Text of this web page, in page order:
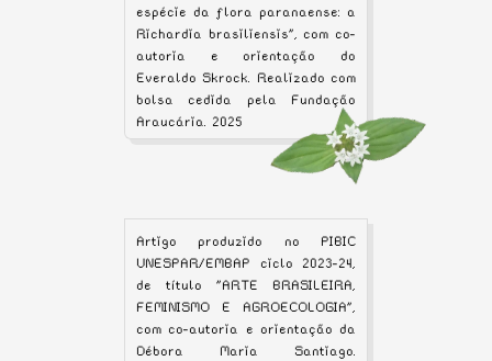
espécie da flora paranaense: a
Richardia brasiliensis", com co-
autoria e orientação do
Everaldo Skrock. Realizado com
bolsa cedida pela Fundação
Araucária. 2025
Artigo produzido no PIBIC
UNESPAR/EMBAP ciclo 2023-24,
de título "ARTE BRASILEIRA,
FEMINISMO E AGROECOLOGIA",
com co-autoria e orientação da
Débora Maria Santiago.